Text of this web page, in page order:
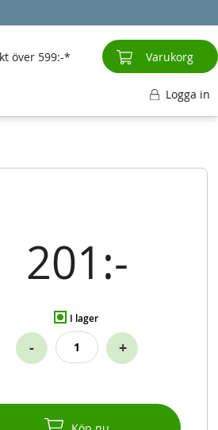
201:-
I lager
- +
över 599:- Varukorg
Logga in